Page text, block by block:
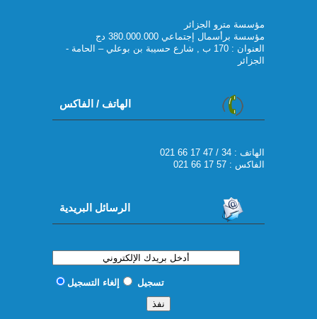
مؤسسة مترو الجزائر
مؤسسة برأسمال إجتماعي 380.000.000 دج
العنوان : 170 ب , شارع حسيبة بن بوعلي – الحامة -
الجزائر
الهاتف / الفاكس
021 66 17 47 / 34 : الهاتف
الفاكس : 57 17 66 021
الرسائل البريدية
تسجيل إلغاء التسجيل